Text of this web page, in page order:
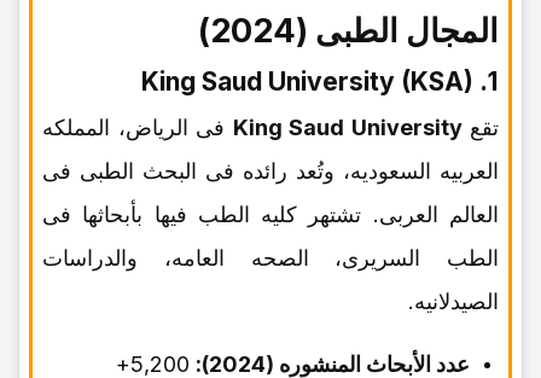
المجال الطبی (2024)
1. King Saud University (KSA)
تقعKing Saud University فی الریاض، المملکه
العربیه السعودیه، وتُعد رائده فی البحث الطبی فی
العالم العربی. تشتهر کلیه الطب فیها بأبحاثها فی
الطب السریری، الصحه العامه، والدراسات
الصیدلانیه.
عدد الأبحاث المنشوره (2024):